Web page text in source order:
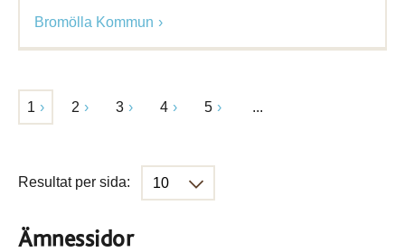
Bromölla Kommun
1 2 3 4 5 ...
Resultat per sida:
Ämnessidor